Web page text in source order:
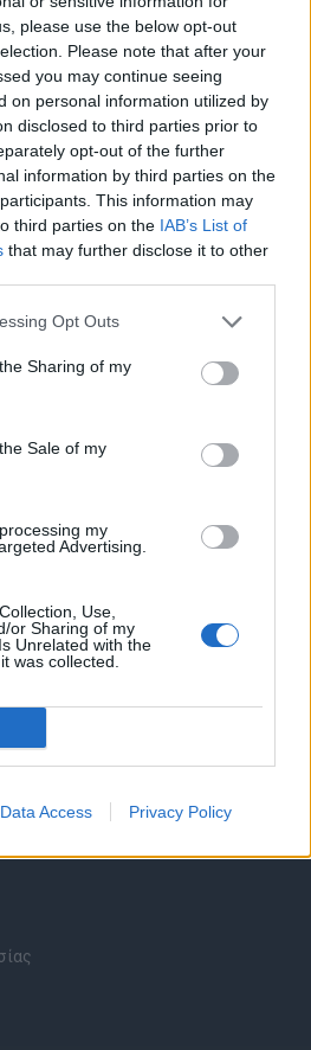
please use the below opt-out
Please note that after your
you may continue seeing
on personal information utilized by
disclosed to third parties prior to
opt-out of the further
information by third parties on the
This information may
third parties on the IAB’s List of
that may further disclose it to other
Opt Outs
Sharing of my
Sale of my
my
Advertising.
Use,
or Sharing of my
Unrelated with the
was collected.
Data Access Privacy Policy
και ασφάλιση